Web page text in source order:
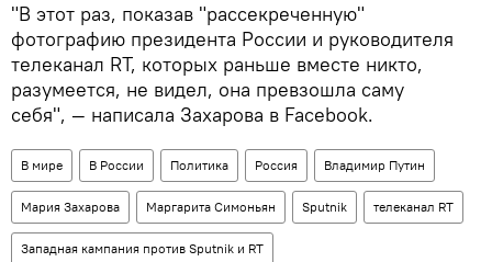
"В этот раз, показав "рассекреченную"
фотографию президента России и руководителя
телеканал RT, которых раньше вместе никто,
разумеется, не видел, она превзошла саму
себя", — написала Захарова в Facebook.
В мире В России Политика Россия Владимир Путин
Мария Захарова Маргарита Симоньян Sputnik телеканал RT
Западная кампания против Sputnik и RT